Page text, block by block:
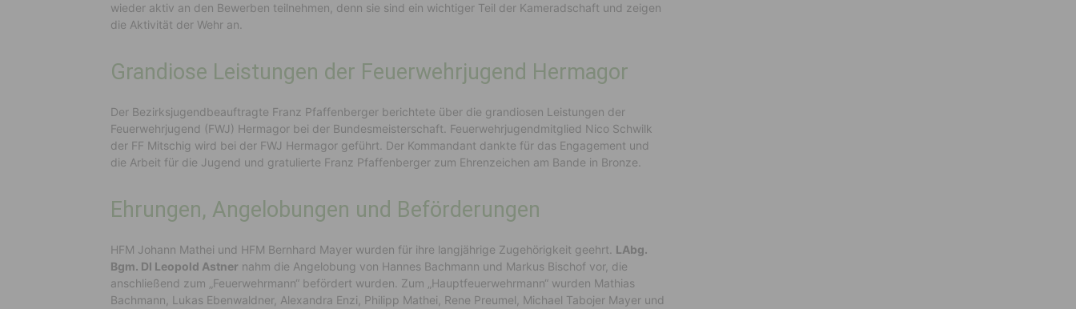
wieder aktiv an den Bewerben teilnehmen, denn sie sind ein wichtiger Teil der Kameradschaft und zeigen
die Aktivität der Wehr an.
Grandiose Leistungen der Feuerwehrjugend Hermagor
Der Bezirksjugendbeauftragte Franz Pfaffenberger berichtete über die grandiosen Leistungen der
Feuerwehrjugend (FWJ) Hermagor bei der Bundesmeisterschaft. Feuerwehrjugendmitglied Nico Schwilk
der FF Mitschig wird bei der FWJ Hermagor geführt. Der Kommandant dankte für das Engagement und
die Arbeit für die Jugend und gratulierte Franz Pfaffenberger zum Ehrenzeichen am Bande in Bronze.
Ehrungen, Angelobungen und Beförderungen
HFM Johann Mathei und HFM Bernhard Mayer wurden für ihre langjährige Zugehörigkeit geehrt. LAbg.
Bgm. DI Leopold Astner nahm die Angelobung von Hannes Bachmann und Markus Bischof vor, die
anschließend zum „Feuerwehrmann“ befördert wurden. Zum „Hauptfeuerwehrmann“ wurden Mathias
Bachmann, Lukas Ebenwaldner, Alexandra Enzi, Philipp Mathei, Rene Preumel, Michael Tabojer Mayer und